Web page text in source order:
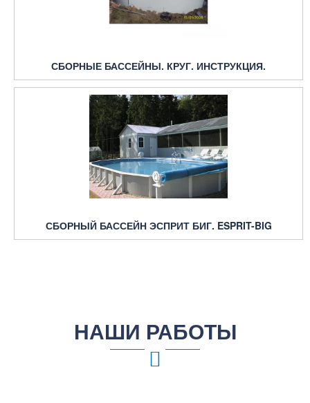
СБОРНЫЕ БАССЕЙНЫ. КРУГ. ИНСТРУКЦИЯ.
СБОРНЫЙ БАССЕЙН ЭСПРИТ БИГ. ESPRIT-BIG
НАШИ РАБОТЫ